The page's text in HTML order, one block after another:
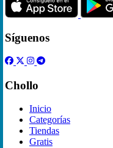
Síguenos
Chollo
Inicio
Categorías
Tiendas
Gratis